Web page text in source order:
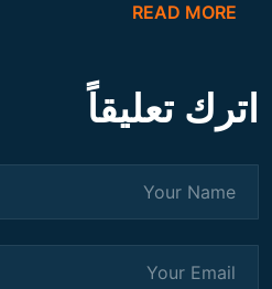
READ MORE
اترك تعليقاً